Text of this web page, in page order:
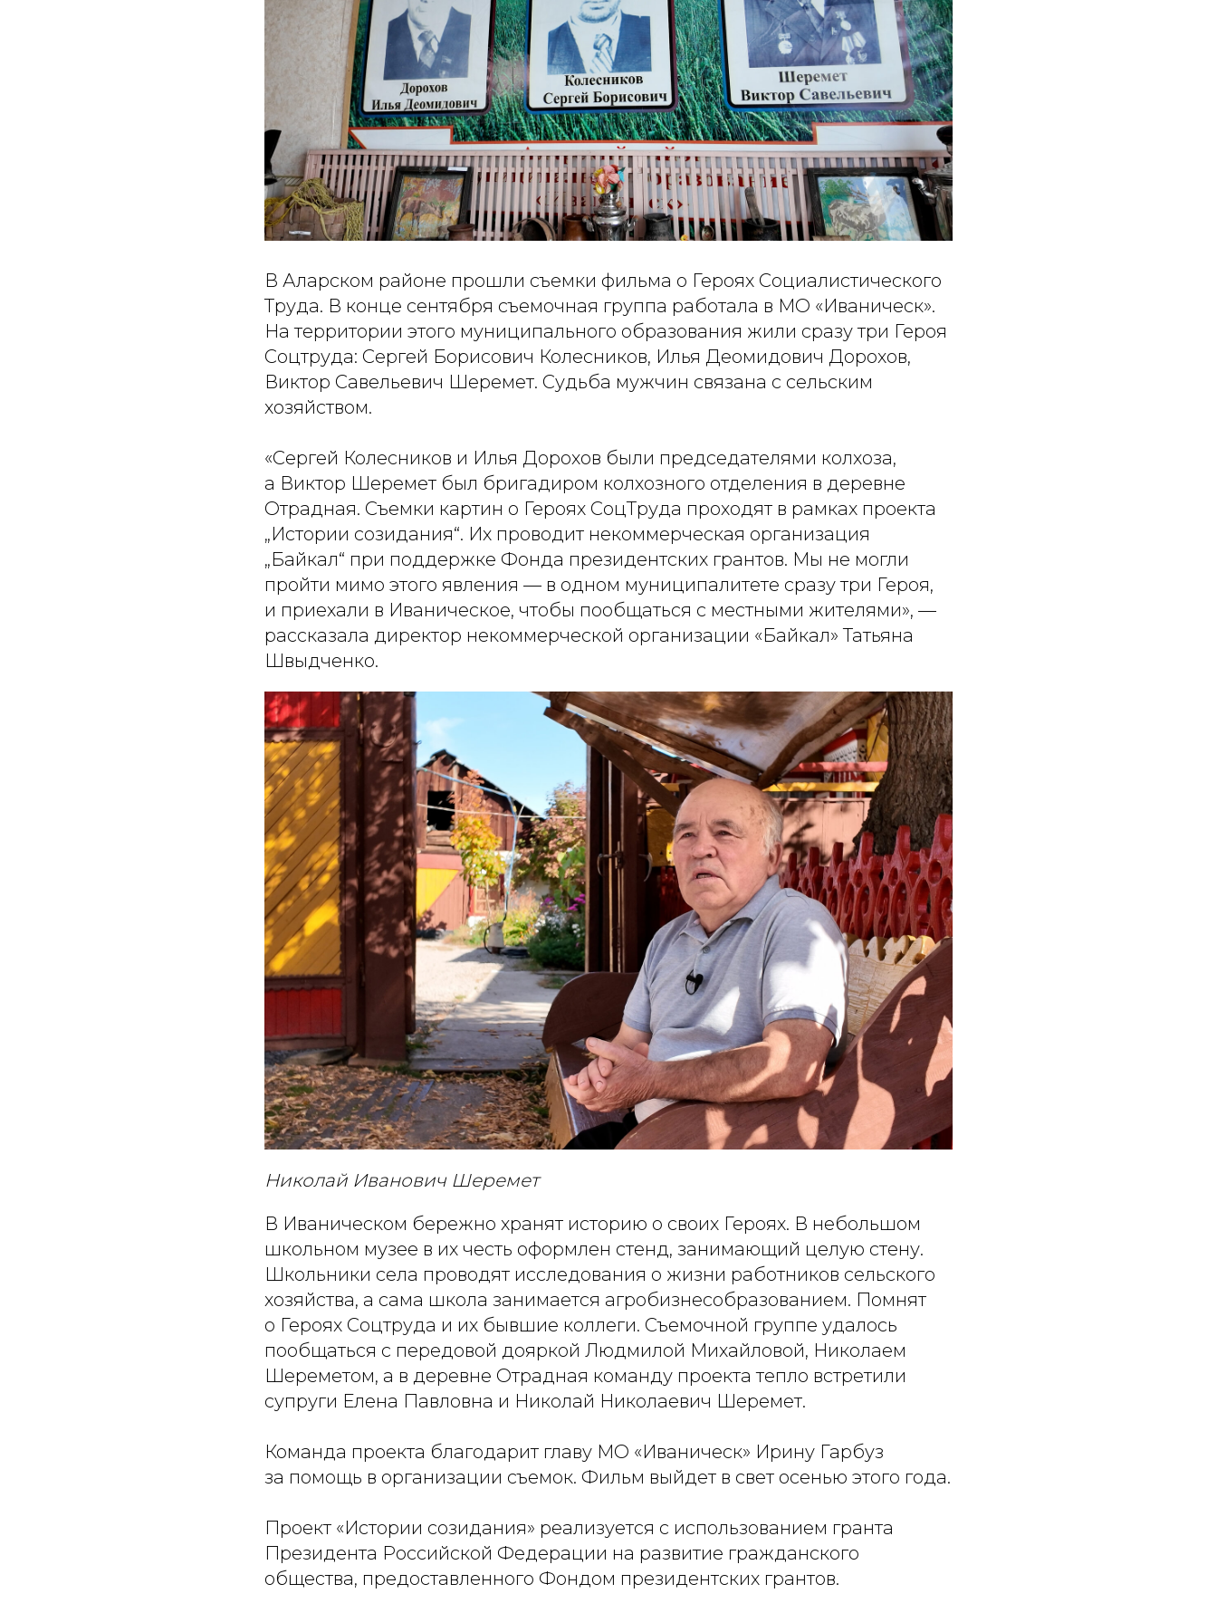
В Аларском районе прошли съемки фильма о Героях Социалистического
Труда. В конце сентября съемочная группа работала в МО «Иваническ».
На территории этого муниципального образования жили сразу три Героя
Соцтруда: Сергей Борисович Колесников, Илья Деомидович Дорохов,
Виктор Савельевич Шеремет. Судьба мужчин связана с сельским
хозяйством.
«Сергей Колесников и Илья Дорохов были председателями колхоза,
а Виктор Шеремет был бригадиром колхозного отделения в деревне
Отрадная. Съемки картин о Героях СоцТруда проходят в рамках проекта
„Истории созидания“. Их проводит некоммерческая организация
„Байкал“ при поддержке Фонда президентских грантов. Мы не могли
пройти мимо этого явления — в одном муниципалитете сразу три Героя,
и приехали в Иваническое, чтобы пообщаться с местными жителями», —
рассказала директор некоммерческой организации «Байкал» Татьяна
Швыдченко.
Николай Иванович Шеремет
В Иваническом бережно хранят историю о своих Героях. В небольшом
школьном музее в их честь оформлен стенд, занимающий целую стену.
Школьники села проводят исследования о жизни работников сельского
хозяйства, а сама школа занимается агробизнесобразованием. Помнят
о Героях Соцтруда и их бывшие коллеги. Съемочной группе удалось
пообщаться с передовой дояркой Людмилой Михайловой, Николаем
Шереметом, а в деревне Отрадная команду проекта тепло встретили
супруги Елена Павловна и Николай Николаевич Шеремет.
Команда проекта благодарит главу МО «Иваническ» Ирину Гарбуз
за помощь в организации съемок. Фильм выйдет в свет осенью этого года.
Проект «Истории созидания» реализуется с использованием гранта
Президента Российской Федерации на развитие гражданского
общества, предоставленного Фондом президентских грантов.